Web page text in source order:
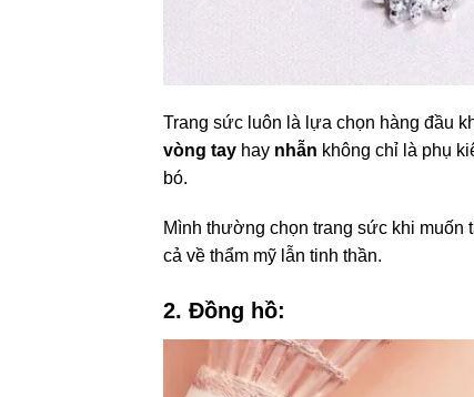
Trang sức luôn là lựa chọn hàng đầu
vòng tay hay nhẫn không chỉ là phụ
bó.
Mình thường chọn trang sức khi
cả về thẩm mỹ lẫn tinh thần.
2. Đồng hồ: